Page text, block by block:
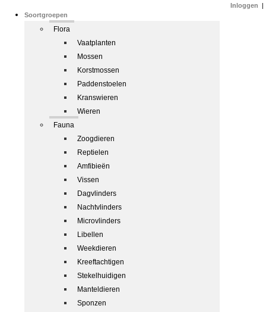
Soortgroepen
Flora
Vaatplanten
Mossen
Korstmossen
Paddenstoelen
Kranswieren
Wieren
Fauna
Zoogdieren
Reptielen
Amfibieën
Vissen
Dagvlinders
Nachtvlinders
Microvlinders
Libellen
Weekdieren
Kreeftachtigen
Stekelhuidigen
Manteldieren
Sponzen
Inloggen |